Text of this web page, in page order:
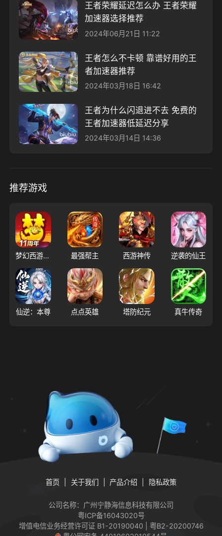
王者荣耀延迟怎么办 王者荣耀
加速器选择推荐
2024年06月21日 11:22
王者怎么不卡顿 靠谱好用的王
者加速器推荐
2024年03月18日 16:42
王者为什么闪退进不去 免费的
王者加速器低延迟分享
2024年03月14日 14:36
推荐游戏
梦幻西游（大陆服） 最强帮主 西游神传 逆袭的仙王
仙逆：本尊 点点英雄 塔防纪元 真牛传奇
首页 关于我们 产品介绍 隐私政策
公司名称：广州宁静海信息科技有限公司
粤ICP备16043020号
增值电信业务经营许可证 B1-20190040 | 粤B2-20200746